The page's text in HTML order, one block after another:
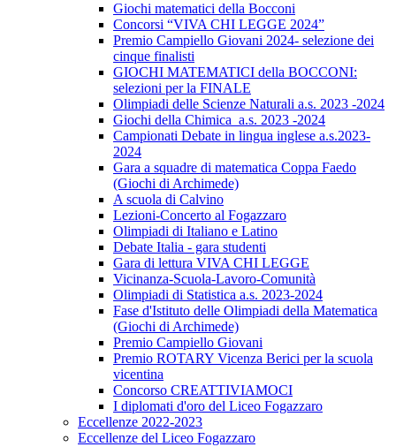
Giochi matematici della Bocconi
Concorsi “VIVA CHI LEGGE 2024”
Premio Campiello Giovani 2024- selezione dei
cinque finalisti
GIOCHI MATEMATICI della BOCCONI:
selezioni per la FINALE
Olimpiadi delle Scienze Naturali a.s. 2023 -2024
Giochi della Chimica a.s. 2023 -2024
Campionati Debate in lingua inglese a.s.2023-
2024
Gara a squadre di matematica Coppa Faedo
(Giochi di Archimede)
A scuola di Calvino
Lezioni-Concerto al Fogazzaro
Olimpiadi di Italiano e Latino
Debate Italia - gara studenti
Gara di lettura VIVA CHI LEGGE
Vicinanza-Scuola-Lavoro-Comunità
Olimpiadi di Statistica a.s. 2023-2024
Fase d'Istituto delle Olimpiadi della Matematica
(Giochi di Archimede)
Premio Campiello Giovani
Premio ROTARY Vicenza Berici per la scuola
vicentina
Concorso CREATTIVIAMOCI
I diplomati d'oro del Liceo Fogazzaro
Eccellenze 2022-2023
Eccellenze del Liceo Fogazzaro